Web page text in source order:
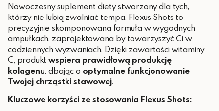
Nowoczesny suplement diety stworzony dla tych,
którzy nie lubią zwalniać tempa. Flexus Shots to
precyzyjnie skomponowana formuła w wygodnych
ampułkach, zaprojektowana by towarzyszyć Ci w
codziennych wyzwaniach. Dzięki zawartości witaminy
C, produkt wspiera prawidłową produkcję
kolagenu, dbając o optymalne funkcjonowanie
Twojej chrząstki stawowej.
Kluczowe korzyści ze stosowania Flexus Shots: